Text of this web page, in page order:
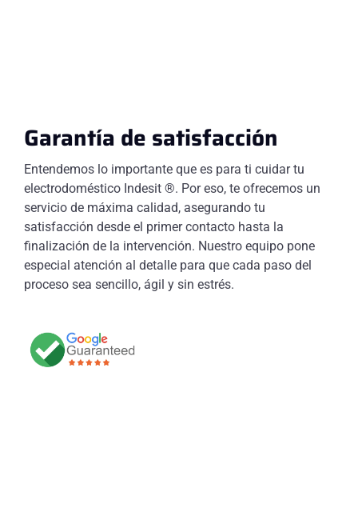
Garantía de satisfacción
Entendemos lo importante que es para ti cuidar tu
electrodoméstico Indesit ®. Por eso, te ofrecemos un
servicio de máxima calidad, asegurando tu
satisfacción desde el primer contacto hasta la
finalización de la intervención. Nuestro equipo pone
especial atención al detalle para que cada paso del
proceso sea sencillo, ágil y sin estrés.